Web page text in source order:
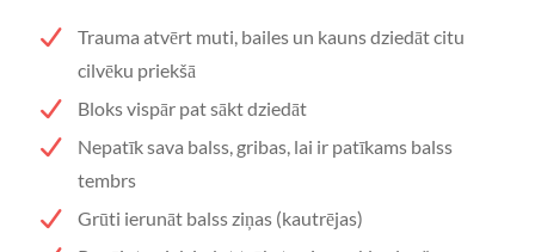
Trauma atvērt muti, bailes un kauns dziedāt citu
cilvēku priekšā
Bloks vispār pat sākt dziedāt
Nepatīk sava balss, gribas, lai ir patīkams balss
tembrs
Grūti ierunāt balss ziņas (kautrējas)